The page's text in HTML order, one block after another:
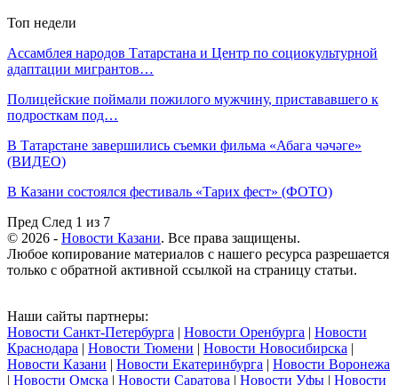
Топ недели
Ассамблея народов Татарстана и Центр по социокультурной
адаптации мигрантов…
Полицейские поймали пожилого мужчину, пристававшего к
подросткам под…
В Татарстане завершились съемки фильма «Абага чәчәге»
(ВИДЕО)
В Казани состоялся фестиваль «Тарих фест» (ФОТО)
Пред След 1 из 7
© 2026 - Новости Казани. Все права защищены.
Любое копирование материалов с нашего ресурса разрешается
только с обратной активной ссылкой на страницу статьи.
Наши сайты партнеры:
Новости Санкт-Петербурга | Новости Оренбурга | Новости
Краснодара | Новости Тюмени | Новости Новосибирска |
Новости Казани | Новости Екатеринбурга | Новости Воронежа
| Новости Омска | Новости Саратова | Новости Уфы | Новости